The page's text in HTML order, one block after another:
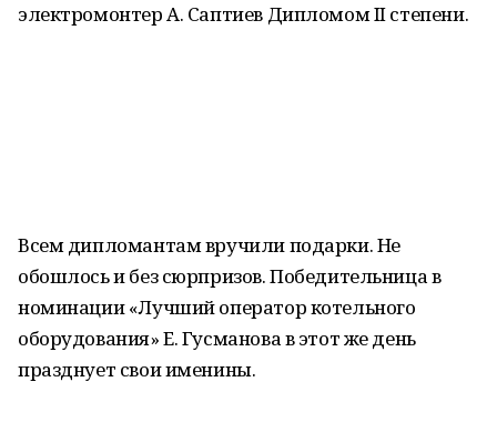
электромонтер А. Саптиев Дипломом II степени.
Всем дипломантам вручили подарки. Не
обошлось и без сюрпризов. Победительница в
номинации «Лучший оператор котельного
оборудования» Е. Гусманова в этот же день
празднует свои именины.